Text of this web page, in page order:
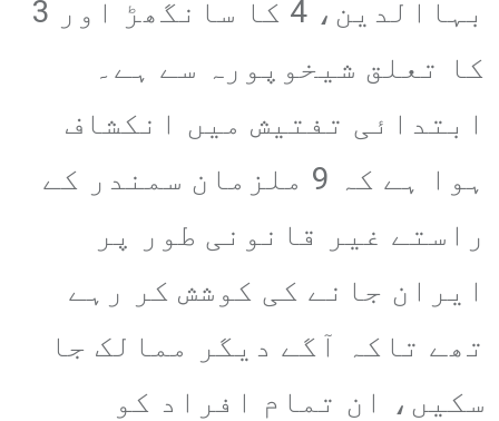
بہاالدین، 4 کا سانگھڑ اور 3
کا تعلق شیخوپورہ سے ہے۔
ابتدائی تفتیش میں انکشاف
ہوا ہے کہ 9 ملزمان سمندر کے
راستے غیر قانونی طور پر
ایران جانے کی کوشش کر رہے
تھے تاکہ آگے دیگر ممالک جا
سکیں، ان تمام افراد کو